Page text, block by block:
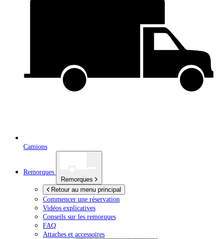
Camions
Remorques
Remorques
Retour au menu principal
Commencer une réservation
Vidéos explicatives
Conseils sur les remorques
FAQ
Attaches et accessoires